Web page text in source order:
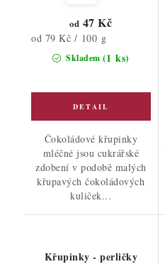
Skladem (1 ks)
od 47 Kč
Měrná
od 79 Kč / 100 g
Čokoládové křupinky
mléčné jsou cukrářské
zdobení v podobě malých
křupavých čokoládových
kuliček...
Křupinky - perličky